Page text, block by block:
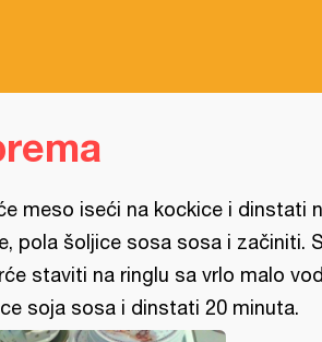
meso iseći na kockice i dinstati
pola šoljice sosa sosa i začiniti.
staviti na ringlu sa vrlo malo
soja sosa i dinstati 20 minuta.